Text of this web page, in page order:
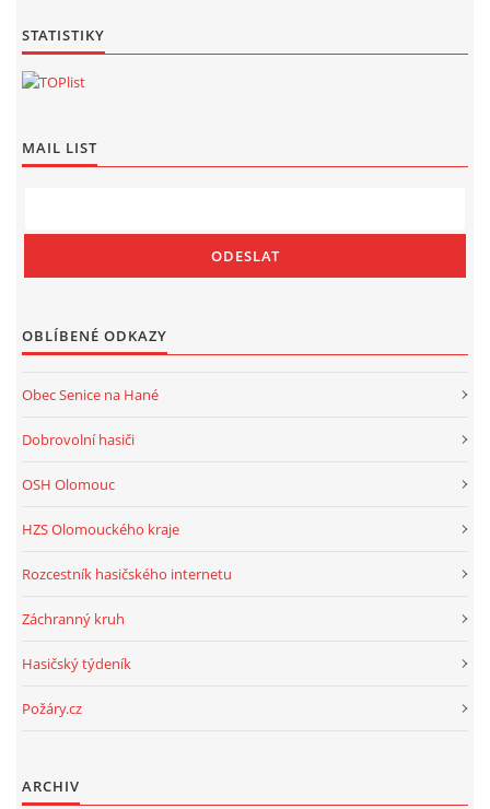
STATISTIKY
MAIL LIST
OBLÍBENÉ ODKAZY
Obec Senice na Hané
Dobrovolní hasiči
OSH Olomouc
HZS Olomouckého kraje
Rozcestník hasičského internetu
Záchranný kruh
Hasičský týdeník
Požáry.cz
ARCHIV